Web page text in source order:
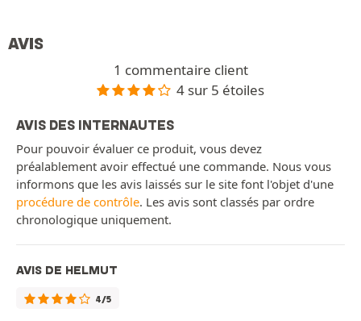
AVIS
1 commentaire client
4 sur 5 étoiles
AVIS DES INTERNAUTES
Pour pouvoir évaluer ce produit, vous devez
préalablement avoir effectué une commande. Nous vous
informons que les avis laissés sur le site font l'objet d'une
procédure de contrôle. Les avis sont classés par ordre
chronologique uniquement.
AVIS DE HELMUT
4/5